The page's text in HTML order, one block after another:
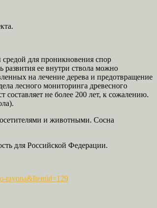
для проникновения спор
развития ее внутри ствола можно
на лечение дерева и предотвращение
лесного мониторинга древесного
не более 200 лет, к сожалению.
и животными. Сосна
для Российской Федерации.
rayona&Itemid=129